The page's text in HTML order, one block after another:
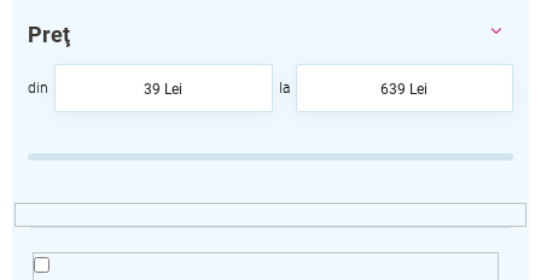
a
r
o
Preţ
39 Lei 639 Lei